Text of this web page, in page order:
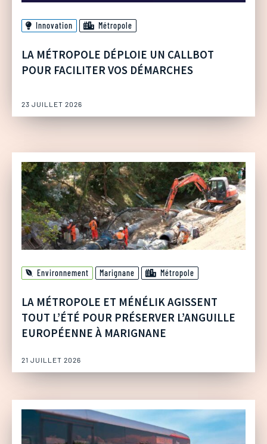
Innovation Métropole
LA MÉTROPOLE DÉPLOIE UN CALLBOT
POUR FACILITER VOS DÉMARCHES
23 JUILLET 2026
Environnement Marignane Métropole
LA MÉTROPOLE ET MÉNÉLIK AGISSENT
TOUT L’ÉTÉ POUR PRÉSERVER L’ANGUILLE
EUROPÉENNE À MARIGNANE
21 JUILLET 2026